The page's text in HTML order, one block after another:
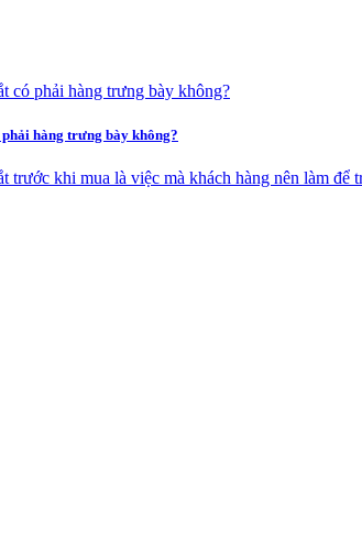
hàng trưng bày không?
trước khi mua là việc mà khách hàng nên làm